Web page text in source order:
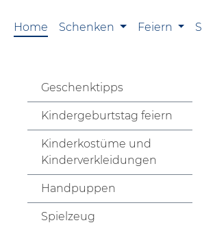
Home Schenken Feiern
Geschenktipps
Kindergeburtstag feiern
Kinderkostüme und
Kinderverkleidungen
Handpuppen
Spielzeug